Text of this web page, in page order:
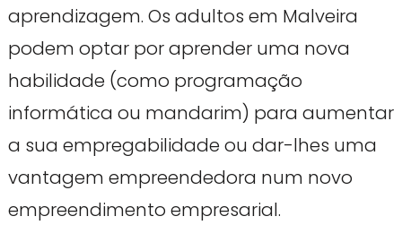
aprendizagem. Os adultos em Malveira
podem optar por aprender uma nova
habilidade (como programação
informática ou mandarim) para aumentar
a sua empregabilidade ou dar-lhes uma
vantagem empreendedora num novo
empreendimento empresarial.